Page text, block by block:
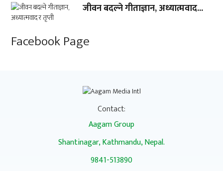
जीवन बदल्ने गीताज्ञान, अध्यात्मवाद...
Facebook Page
Contact:
Aagam Group
Shantinagar, Kathmandu, Nepal.
9841-513890